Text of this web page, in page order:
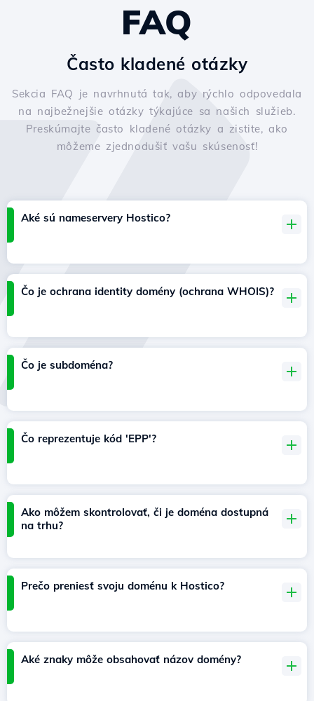
FAQ
Často kladené otázky
Sekcia FAQ je navrhnutá tak, aby rýchlo odpovedala
na najbežnejšie otázky týkajúce sa našich služieb.
Preskúmajte často kladené otázky a zistite, ako
môžeme zjednodušiť vašu skúsenosť!
Aké sú nameservery Hostico?
Čo je ochrana identity domény (ochrana WHOIS)?
Čo je subdoména?
Čo reprezentuje kód 'EPP'?
Ako môžem skontrolovať, či je doména dostupná
na trhu?
Prečo preniesť svoju doménu k Hostico?
Aké znaky môže obsahovať názov domény?